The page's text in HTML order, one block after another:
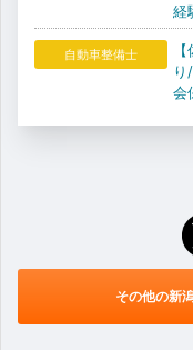
経
自動車整備士
り
会
その他の新